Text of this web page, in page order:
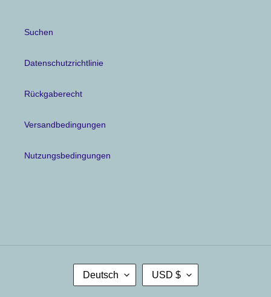
Suchen
Datenschutzrichtlinie
Rückgaberecht
Versandbedingungen
Nutzungsbedingungen
S
R
Deutsch
W
H
USD $